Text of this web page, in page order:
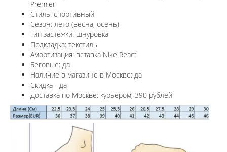
Premier
Стиль: спортивный
Сезон: лето (весна, осень)
Тип застежки: шнуровка
Подкладка: текстиль
Амортизация: вставка Nike React
Беговые: да
Наличие в магазине в Москве: да
Скидка - да
Доставка по Москве: курьером, 390 рублей